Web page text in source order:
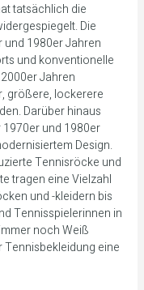
tatsächlich die
Die
1980er Jahren
und konventionelle
Jahren
größere, lockerere
Darüber hinaus
und 1980er
Design.
Tennisröcke und
tragen eine Vielzahl
und -kleidern bis
Tennisspielerinnen in
noch Weiß
eine